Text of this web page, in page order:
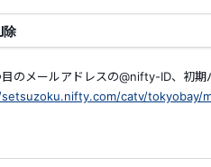
除
のメールアドレスの@nifty-ID、初期
catv/tokyobay/